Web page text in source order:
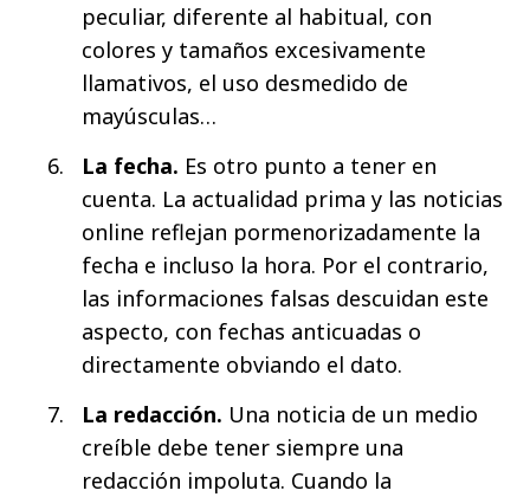
peculiar, diferente al habitual, con
colores y tamaños excesivamente
llamativos, el uso desmedido de
mayúsculas…
La fecha. Es otro punto a tener en
cuenta. La actualidad prima y las noticias
online reflejan pormenorizadamente la
fecha e incluso la hora. Por el contrario,
las informaciones falsas descuidan este
aspecto, con fechas anticuadas o
directamente obviando el dato.
La redacción. Una noticia de un medio
creíble debe tener siempre una
redacción impoluta. Cuando la